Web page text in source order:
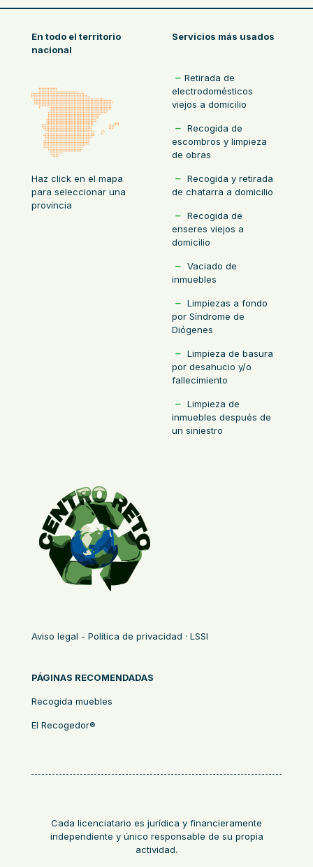
En todo el territorio
nacional
Haz click en el mapa
para seleccionar una
provincia
Servicios más usados
Retirada de
electrodomésticos
viejos a domicilio
Recogida de
escombros y limpieza
de obras
Recogida y retirada
de chatarra a domicilio
Recogida de
enseres viejos a
domicilio
Vaciado de
inmuebles
Limpiezas a fondo
por Síndrome de
Diógenes
Limpieza de basura
por desahucio y/o
fallecimiento
Limpieza de
inmuebles después de
un siniestro
Aviso legal - Política de privacidad · LSSI
PÁGINAS RECOMENDADAS
Recogida muebles
El Recogedor®
Cada licenciatario es jurídica y financieramente
independiente y único responsable de su propia
actividad.